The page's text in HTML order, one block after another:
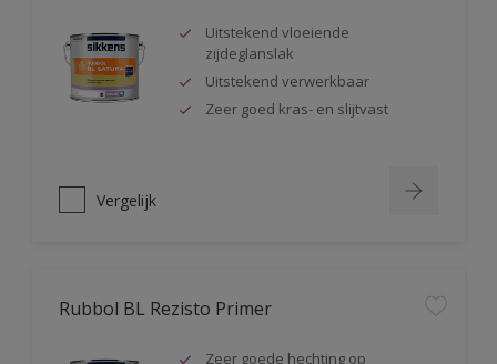
Uitstekend vloeiende
zijdeglanslak
Uitstekend verwerkbaar
Zeer goed kras- en slijtvast
Vergelijk
Rubbol BL Rezisto Primer
Zeer goede hechting op